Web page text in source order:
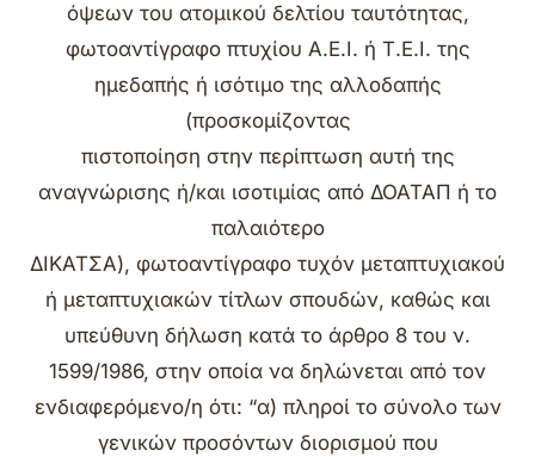
όψεων του ατομικού δελτίου ταυτότητας,
φωτοαντίγραφο πτυχίου Α.Ε.Ι. ή Τ.Ε.Ι. της
ημεδαπής ή ισότιμο της αλλοδαπής
(προσκομίζοντας
πιστοποίηση στην περίπτωση αυτή της
αναγνώρισης ή/και ισοτιμίας από ΔΟΑΤΑΠ ή το
παλαιότερο
ΔΙΚΑΤΣΑ), φωτοαντίγραφο τυχόν μεταπτυχιακού
ή μεταπτυχιακών τίτλων σπουδών, καθώς και
υπεύθυνη δήλωση κατά το άρθρο 8 του ν.
1599/1986, στην οποία να δηλώνεται από τον
ενδιαφερόμενο/η ότι: “α) πληροί το σύνολο των
γενικών προσόντων διορισμού που